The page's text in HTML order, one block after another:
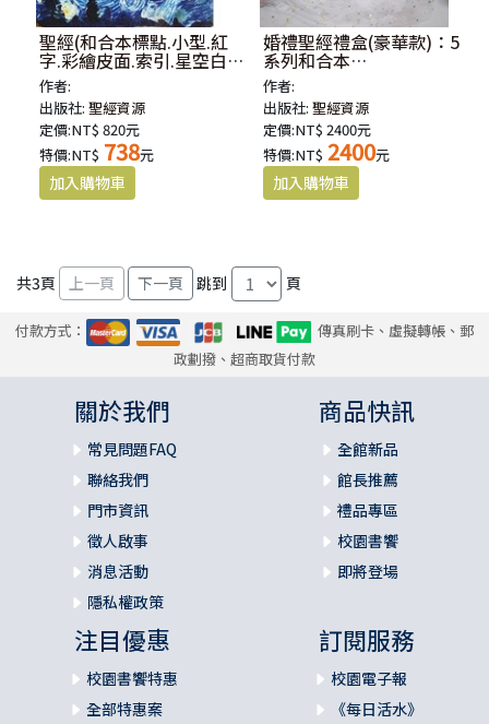
聖經(和合本標點.小型.紅
字.彩繪皮面.索引.星空白)
SR57ATTI2.601
作者:
出版社:聖經資源
定價:NT$ 820元
特價:NT$ 738元
婚禮聖經禮盒(豪華款)：5
系列和合本
SR57ARTIZ10P
作者:
出版社:聖經資源
定價:NT$ 2400元
特價:NT$ 2400元
共3頁 跳到 頁
付款方式：
傳真刷卡、虛擬轉帳、郵
政劃撥、超商取貨付款
關於我們
常見問題FAQ
聯絡我們
門市資訊
徵人啟事
消息活動
隱私權政策
商品快訊
全館新品
館長推薦
禮品專區
校園書饗
即將登場
注目優惠
校園書饗特惠
全部特惠案
訂閱服務
校園電子報
《每日活水》